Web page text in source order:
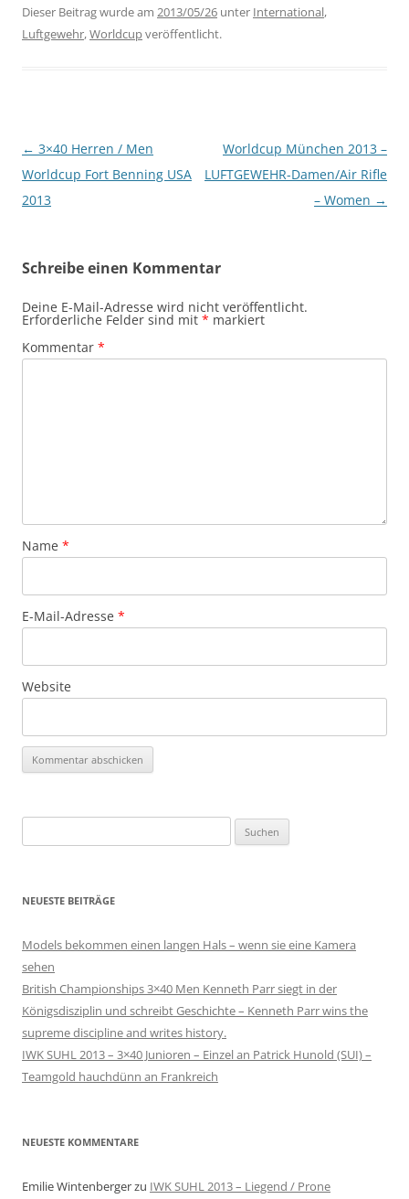
Dieser Beitrag wurde am 2013/05/26 unter International,
Luftgewehr,Worldcupveröffentlicht.
Beitragsnavigation
← 3×40 Herren / Men
Worldcup Fort Benning USA
2013
Worldcup München 2013 –
LUFTGEWEHR-Damen/Air Rifle
– Women →
Schreibe einen Kommentar
Deine E-Mail-Adresse wird nicht veröffentlicht.
Erforderliche Felder sind mit * markiert
Kommentar *
Name *
E-Mail-Adresse *
Website
nach:
NEUESTE BEITRÄGE
Models bekommen einen langen Hals – wenn sie eine Kamera
sehen
British Championships 3×40 Men Kenneth Parr siegt in der
Königsdisziplin und schreibt Geschichte – Kenneth Parr wins the
supreme discipline and writes history.
IWK SUHL 2013 – 3×40 Junioren – Einzel an Patrick Hunold (SUI) –
Teamgold hauchdünn an Frankreich
NEUESTE KOMMENTARE
Emilie Wintenbergerzu IWK SUHL 2013 – Liegend / Prone